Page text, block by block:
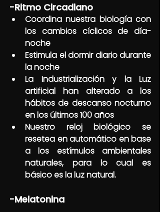
-Ritmo Circadiano
Coordina nuestra biología con
los cambios cíclicos de día-
noche
Estimula el dormir diario durante
la noche
La Industrialización y la Luz
artificial han alterado a los
hábitos de descanso nocturno
en los últimos 100 años
Nuestro reloj biológico se
resetea en automático en base
a los estímulos ambientales
naturales, para lo cual es
básico es la luz natural.
-Melatonina